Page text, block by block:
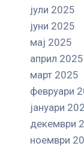
јули 2025
јуни 2025
мај 2025
април 2025
март 2025
февруари
јануари
декември
ноември